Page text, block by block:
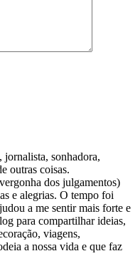
jornalista, sonhadora,
outras coisas.
dos julgamentos)
e alegrias. O tempo foi
a me sentir mais forte e
para compartilhar ideias,
viagens,
a nossa vida e que faz